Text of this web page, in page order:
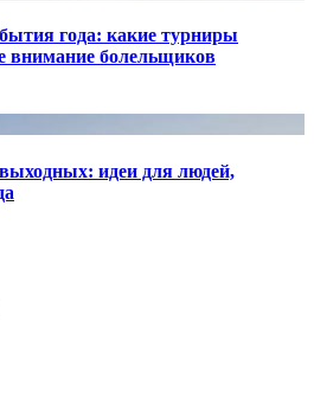
года: какие турниры
внимание болельщиков
идеи для людей,